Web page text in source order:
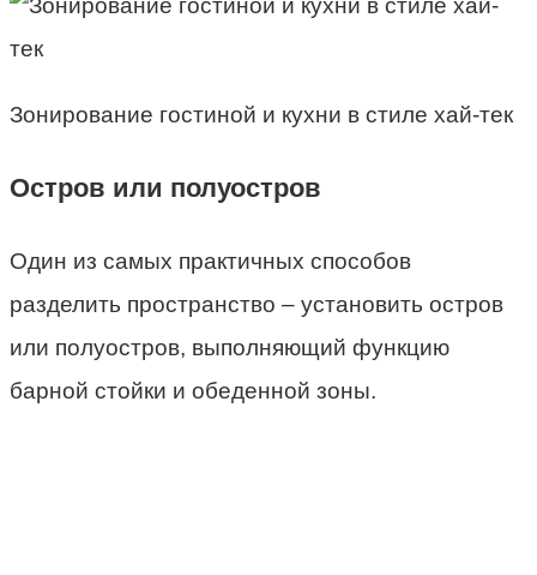
Зонирование гостиной и кухни в стиле хай-тек
Остров или полуостров
Один из самых практичных способов
разделить пространство – установить остров
или полуостров, выполняющий функцию
барной стойки и обеденной зоны.